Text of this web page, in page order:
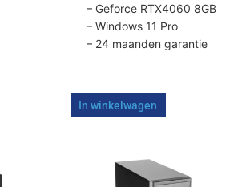
– Geforce RTX4060 8GB
– Windows 11 Pro
– 24 maanden garantie
In winkelwagen